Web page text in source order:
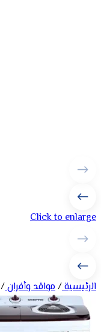
Click to enlarge
الرئيسية/مواقد وأفران/